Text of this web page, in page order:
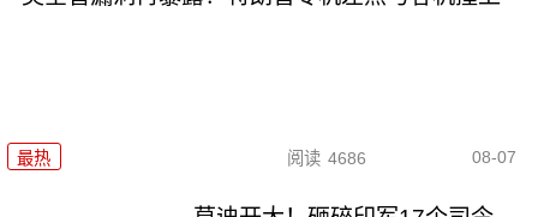
最热 阅读 4686 08-07